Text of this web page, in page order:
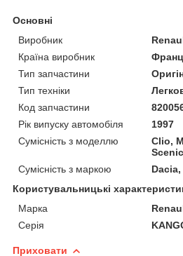
Основні
Виробник
Країна виробник
Тип запчастини
Тип техніки
Код запчастини
Рік випуску автомобіля
1997
Сумісність з моделлю
Clio,
Сумісність з маркою
Користувальницькі
Марка
Серія
Приховати